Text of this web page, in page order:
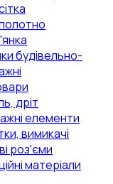
будівельно-
дріт
елементи
вимикачі
роз'єми
матеріали